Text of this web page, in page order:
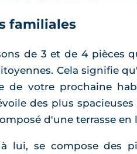
familiales
de 3 et de 4 pièces
Cela signifie
de votre prochaine
des plus
d'une terrasse
lui, se compose des